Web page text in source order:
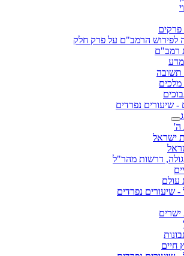
פרקים
לפירוש הרמב"ם על פרק חלק
רמב"ם
תשובה
מלכים
שיעורים נפרדים
ה'
ישראל
דרשות מהר"ל
עולם
שיעורים נפרדים
ישרים
חיים